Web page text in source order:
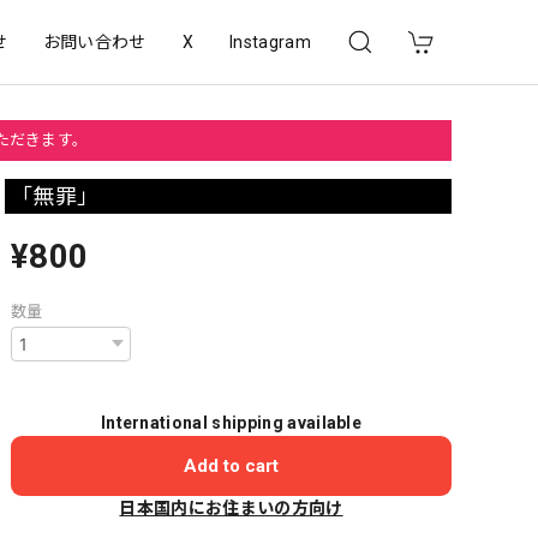
お問い合わせ X Instagram
きます。
「無罪」
¥800
数量
International shipping available
Add to cart
日本国内にお住まいの方向け